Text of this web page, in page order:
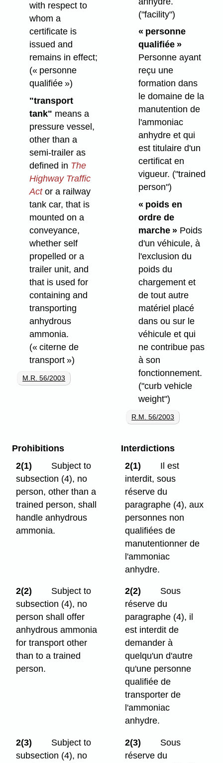
with respect to
whom a
certificate is
issued and
remains in effect;
(« personne
qualifiée »)
"transport
tank" means a
pressure vessel,
other than a
semi-trailer as
defined in The
Highway Traffic
Actor a railway
tank car, that is
mounted on a
conveyance,
whether self
propelled or a
trailer unit, and
that is used for
containing and
transporting
anhydrous
ammonia.
(« citerne de
transport »)
M.R. 56/2003
("facility")
« personne
qualifiée »
Personne ayant
reçu une
formation dans
le domaine de la
manutention de
l'ammoniac
anhydre et qui
est titulaire d'un
certificat en
vigueur. ("trained
person")
« poids en
ordre de
marche »Poids
d'un véhicule, à
l'exclusion du
poids du
chargement et
de tout autre
matériel placé
dans ou sur le
véhicule et qui
ne contribue pas
à son
fonctionnement.
("curb vehicle
weight")
R.M. 56/2003
Prohibitions
2(1)
Subject to
subsection (4), no
person, other than a
trained person, shall
handle anhydrous
ammonia.
Interdictions
2(1)
Il est
interdit, sous
réserve du
paragraphe (4), aux
personnes non
qualifiées de
manutentionner de
l'ammoniac
anhydre.
2(2)
Subject to
subsection (4), no
person shall offer
anhydrous ammonia
for transport other
than to a trained
person.
2(2)
Sous
réserve du
paragraphe (4), il
est interdit de
demander à
quelqu'un d'autre
qu'une personne
qualifiée de
transporter de
l'ammoniac
anhydre.
2(3)
Subject to
subsection (4), no
2(3)
Sous
réserve du